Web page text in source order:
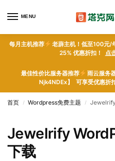
MENU
每月主机推荐
老薜主机！低至100元
25% 优惠折扣！ 点
最佳性价比服务器推荐
雨云服务
Njk4NDEx】 可享受优惠折
首页 / Wordpress免费主题 /
Jewelrify
下载